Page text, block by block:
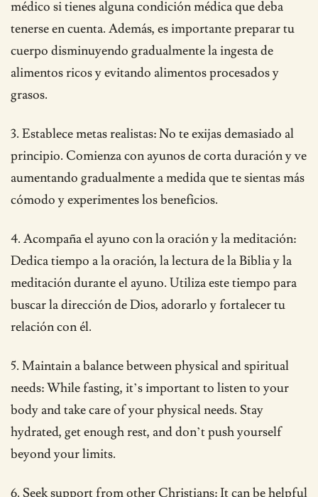
médico si tienes alguna condición médica que deba
tenerse en cuenta. Además, es importante preparar tu
cuerpo disminuyendo gradualmente la ingesta de
alimentos ricos y evitando alimentos procesados y
grasos.
3. Establece metas realistas: No te exijas demasiado al
principio. Comienza con ayunos de corta duración y ve
aumentando gradualmente a medida que te sientas más
cómodo y experimentes los beneficios.
4. Acompaña el ayuno con la oración y la meditación:
Dedica tiempo a la oración, la lectura de la Biblia y la
meditación durante el ayuno. Utiliza este tiempo para
buscar la dirección de Dios, adorarlo y fortalecer tu
relación con él.
5. Maintain a balance between physical and spiritual
needs: While fasting, it’s important to listen to your
body and take care of your physical needs. Stay
hydrated, get enough rest, and don’t push yourself
beyond your limits.
6. Seek support from other Christians: It can be helpful